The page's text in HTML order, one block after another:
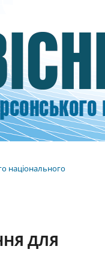
національного
ДЛЯ